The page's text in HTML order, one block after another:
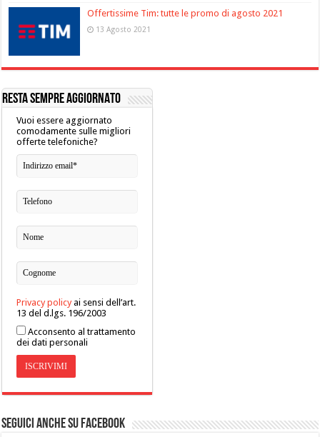
Offertissime Tim: tutte le promo di agosto 2021
13 Agosto 2021
RESTA SEMPRE AGGIORNATO
Vuoi essere aggiornato
comodamente sulle migliori
offerte telefoniche?
Privacy policyai sensi dell’art.
13 del d.lgs. 196/2003
Acconsento al trattamento
dei dati personali
Seguici anche su Facebook